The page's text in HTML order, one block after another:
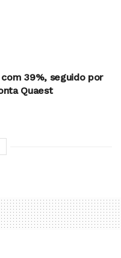
39%, seguido por
Quaest